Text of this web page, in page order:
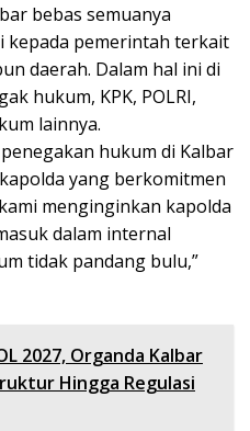
bebas semuanya
kepada pemerintah terkait
daerah. Dalam hal ini di
hukum, KPK, POLRI,
lainnya.
hukum di Kalbar
yang berkomitmen
menginginkan kapolda
dalam internal
tidak pandang bulu,”
2027, Organda Kalbar
Hingga Regulasi